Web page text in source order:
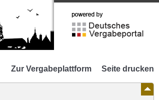
Zur
Deutsches
Vergabeportal
Zur Vergabeplattform Seite drucken